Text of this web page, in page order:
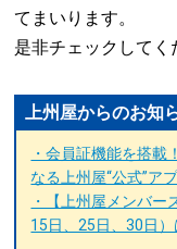
てまいります。
是非チェックしてく
上州屋からのお知
・会員証機能を搭載
なる上州屋“公式”ア
・【上州屋メンバー
15日、25日、30日）